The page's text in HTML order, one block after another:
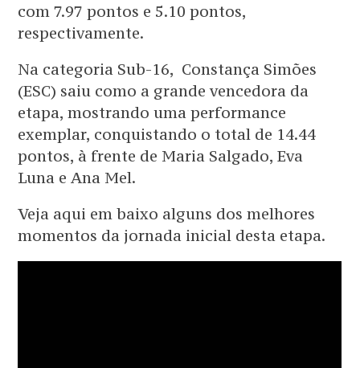
com 7.97 pontos e 5.10 pontos,
respectivamente.
Na categoria Sub-16, Constança Simões
(ESC) saiu como a grande vencedora da
etapa, mostrando uma performance
exemplar, conquistando o total de 14.44
pontos, à frente de Maria Salgado, Eva
Luna e Ana Mel.
Veja aqui em baixo alguns dos melhores
momentos da jornada inicial desta etapa.